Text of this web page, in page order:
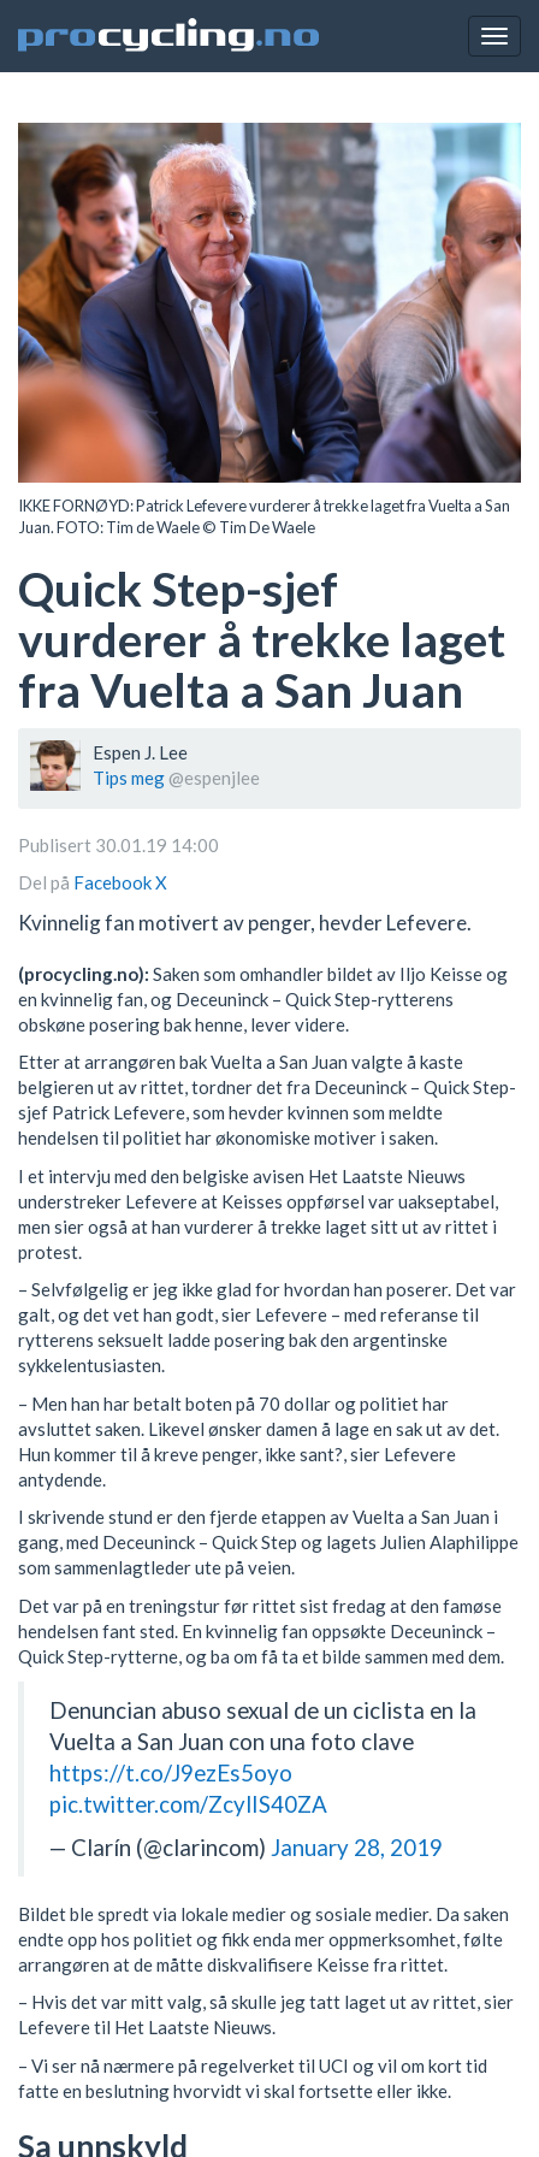
IKKE FORNØYD: Patrick Lefevere vurderer å trekke laget fra Vuelta a San
Juan. FOTO: Tim de Waele © Tim De Waele
Quick Step-sjef
vurderer å trekke laget
fra Vuelta a San Juan
Espen J. Lee
Tips meg @espenjlee
Publisert 30.01.19 14:00
Del på FacebookX
Kvinnelig fan motivert av penger, hevder Lefevere.
(procycling.no): Saken som omhandler bildet av Iljo Keisse og
en kvinnelig fan, og Deceuninck – Quick Step-rytterens
obskøne posering bak henne, lever videre.
Etter at arrangøren bak Vuelta a San Juan valgte å kaste
belgieren ut av rittet, tordner det fra Deceuninck – Quick Step-
sjef Patrick Lefevere, som hevder kvinnen som meldte
hendelsen til politiet har økonomiske motiver i saken.
I et intervju med den belgiske avisen Het Laatste Nieuws
understreker Lefevere at Keisses oppførsel var uakseptabel,
men sier også at han vurderer å trekke laget sitt ut av rittet i
protest.
– Selvfølgelig er jeg ikke glad for hvordan han poserer. Det var
galt, og det vet han godt, sier Lefevere – med referanse til
rytterens seksuelt ladde posering bak den argentinske
sykkelentusiasten.
– Men han har betalt boten på 70 dollar og politiet har
avsluttet saken. Likevel ønsker damen å lage en sak ut av det.
Hun kommer til å kreve penger, ikke sant?, sier Lefevere
antydende.
I skrivende stund er den fjerde etappen av Vuelta a San Juan i
gang, med Deceuninck – Quick Step og lagets Julien Alaphilippe
som sammenlagtleder ute på veien.
Det var på en treningstur før rittet sist fredag at den famøse
hendelsen fant sted. En kvinnelig fan oppsøkte Deceuninck –
Quick Step-rytterne, og ba om få ta et bilde sammen med dem.
Denuncian abuso sexual de un ciclista en la
Vuelta a San Juan con una foto clave
https://t.co/J9ezEs5oyo
pic.twitter.com/ZcylIS40ZA
— Clarín (@clarincom) January 28, 2019
Bildet ble spredt via lokale medier og sosiale medier. Da saken
endte opp hos politiet og fikk enda mer oppmerksomhet, følte
arrangøren at de måtte diskvalifisere Keisse fra rittet.
– Hvis det var mitt valg, så skulle jeg tatt laget ut av rittet, sier
Lefevere til Het Laatste Nieuws.
– Vi ser nå nærmere på regelverket til UCI og vil om kort tid
fatte en beslutning hvorvidt vi skal fortsette eller ikke.
Sa unnskyld